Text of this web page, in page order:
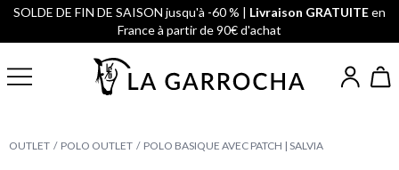
SOLDE DE FIN DE SAISON jusqu'à -60 % | Livraison GRATUITEen
France à partir de 90€ d'achat
OUTLET POLO OUTLET POLO BASIQUE AVEC PATCH | SALVIA